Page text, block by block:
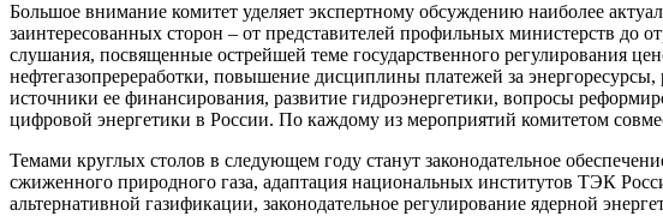
Большое внимание комитет уделяет экспертному обсуждению наиболее
заинтересованных сторон – от представителей профильных министерств до
слушания, посвященные острейшей теме государственного регулирования
нефтегазопререработки, повышение дисциплины платежей за
источники ее финансирования, развитие гидроэнергетики, вопросы
цифровой энергетики в России. По каждому из мероприятий комитетом
Темами круглых столов в следующем году станут законодательное
сжиженного природного газа, адаптация национальных институтов ТЭК
альтернативной газификации, законодательное регулирование ядерной